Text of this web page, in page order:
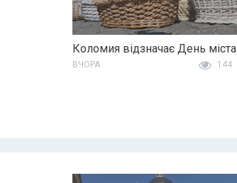
Коломия відзначає День міста
ВЧОРА 144